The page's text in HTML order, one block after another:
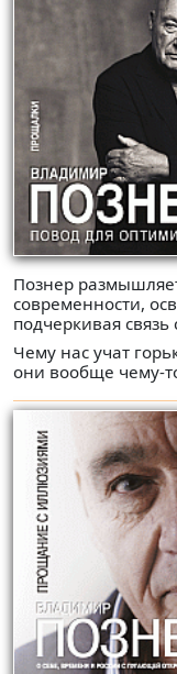
Познер
современности,
подчеркивая
Чему нас учат
они вообще чему-